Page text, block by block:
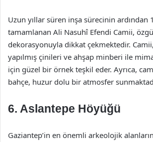
Uzun yıllar süren inşa sürecinin ardından
tamamlanan Ali Nasuhî Efendi Camii,
dekorasyonuyla dikkat çekmektedir.
yapılmış çinileri ve ahşap minberi ile
için güzel bir örnek teşkil eder. Ayrıca,
bahçe, huzur dolu bir atmosfer
6. Aslantepe Höyüğü
Gaziantep’in en önemli arkeolojik